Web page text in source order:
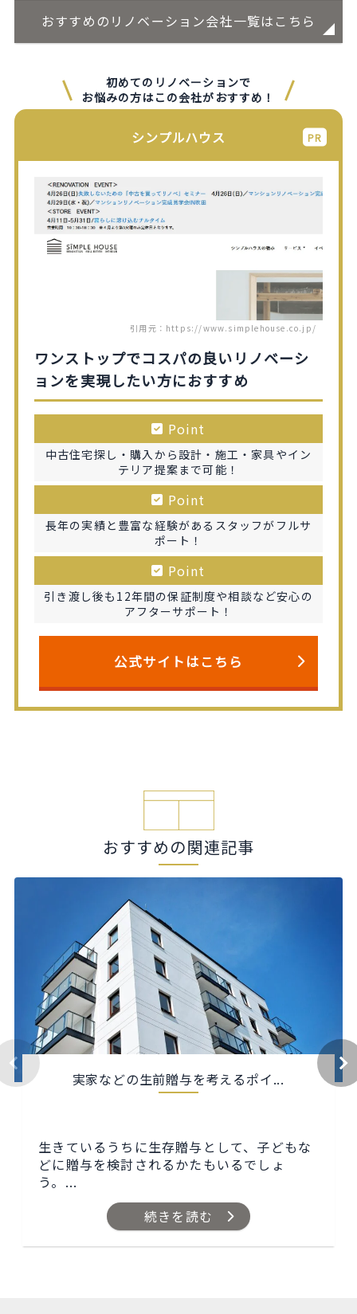
おすすめのリノベーション会社一覧はこちら
初めてのリノベーションで
お悩みの方はこの会社がおすすめ！
シンプルハウス
引用元：https://www.simplehouse.co.jp/
ワンストップでコスパの良いリノベーシ
ョンを実現したい方におすすめ
Point
中古住宅探し・購入から設計・施工・家具やイン
テリア提案まで可能！
Point
長年の実績と豊富な経験があるスタッフがフルサ
ポート！
Point
引き渡し後も12年間の保証制度や相談など安心の
アフターサポート！
公式サイトはこちら
おすすめの関連記事
実家などの生前贈与を考えるポイ...
生きているうちに生存贈与として、子どもな
どに贈与を検討されるかたもいるでしょ
う。...
続きを読む